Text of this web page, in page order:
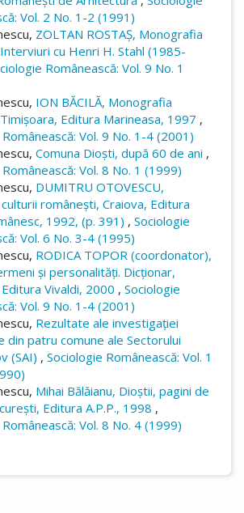
Vol. 2 No. 1-2 (1991)
ZOLTAN ROSTAȘ, Monografia
cu Henri H. Stahl (1985-
Românească: Vol. 9 No. 1
ION BĂCILĂ, Monografia
Editura Marineasa, 1997 ,
Vol. 9 No. 1-4 (2001)
Comuna Dioști, după 60 de ani ,
Vol. 8 No. 1 (1999)
DUMITRU OTOVESCU,
românești, Craiova, Editura
1992, (p. 391) , Sociologie
Vol. 6 No. 3-4 (1995)
RODICA TOPOR (coordonator),
și personalități. Dicționar,
Vivaldi, 2000 , Sociologie
Vol. 9 No. 1-4 (2001)
Rezultate ale investigației
din patru comune ale Sectorului
(SAI) , Sociologie Românească: Vol. 1
Mihai Bălăianu, Dioștii, pagini de
Editura A.P.P., 1998 ,
Vol. 8 No. 4 (1999)